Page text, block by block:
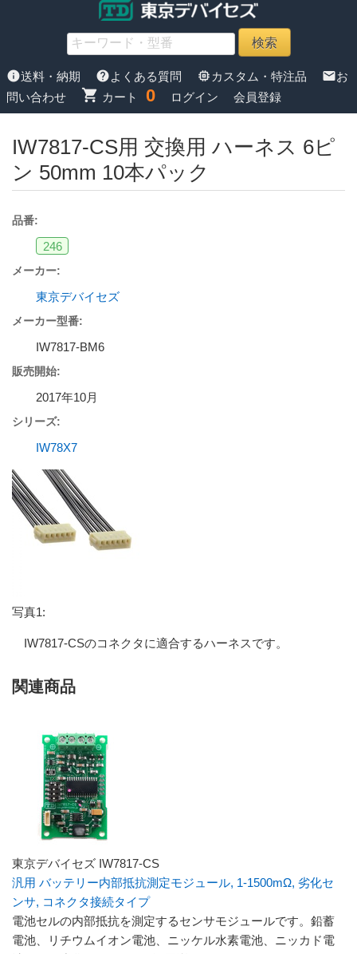
info送料・納期 helpよくある質問 memory カスタム・特注品 mailお
問い合わせ
shopping_cart カート 0 ログイン 会員登録
IW7817-CS用 交換用 ハーネス 6ピ
ン 50mm 10本パック
品番:
246
メーカー:
東京デバイセズ
メーカー型番:
IW7817-BM6
販売開始:
2017年10月
シリーズ:
IW78X7
写真1:
IW7817-CSのコネクタに適合するハーネスです。
関連商品
東京デバイセズ IW7817-CS
汎用 バッテリー内部抵抗測定モジュール, 1-1500mΩ, 劣化セ
ンサ, コネクタ接続タイプ
電池セルの内部抵抗を測定するセンサモジュールです。鉛蓄
電池、リチウムイオン電池、ニッケル水素電池、ニッカド電